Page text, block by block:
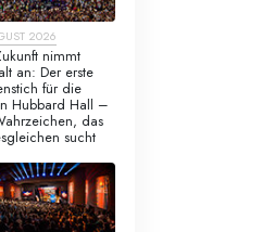
2026
nimmt
an: Der erste
für die
Hubbard Hall –
das
sucht